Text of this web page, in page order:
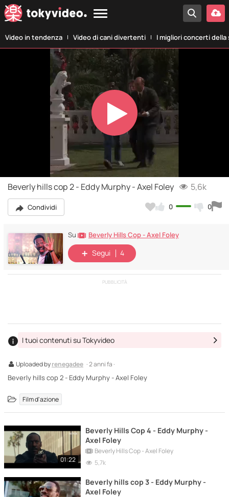
Video in tendenza Video di cani divertenti I migliori concerti della
Play
Video
Beverly hills cop 2 - Eddy Murphy - Axel Foley 5,6k
Condividi 0 0
Su Beverly Hills Cop - Axel Foley
Segui 4
PUBBLICITÀ
Uploaded byrenegadee · 2 anni fa ·
I tuoi contenuti su Tokyvideo
Beverly hills cop 2 - Eddy Murphy - Axel Foley
Film d'azione
01:22
Beverly Hills Cop 4 - Eddy Murphy -
Axel Foley
Beverly Hills Cop - Axel Foley
5,7k
Beverly hills cop 3 - Eddy Murphy -
Axel Foley